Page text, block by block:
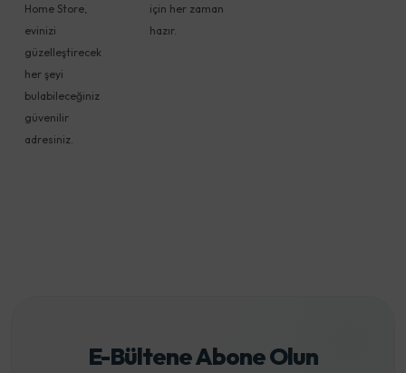
Home Store,
evinizi
güzelleştirecek
her şeyi
bulabileceğiniz
güvenilir
adresiniz.
için her zaman
hazır.
E-Bültene Abone Olun